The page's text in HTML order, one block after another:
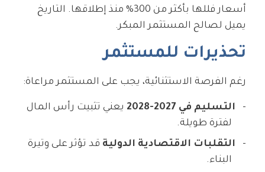
أسعار فللها بأكثر من 300% منذ إطلاقها. التاريخ
يميل لصالح المستثمر المبكر.
تحذيرات للمستثمر
رغم الفرصة الاستثنائية، يجب على المستثمر مراعاة:
التسليم في 2027-2028
يعني تثبيت رأس المال
لفترة طويلة.
التقلبات الاقتصادية الدولية قد تؤثر على وتيرة
البناء.